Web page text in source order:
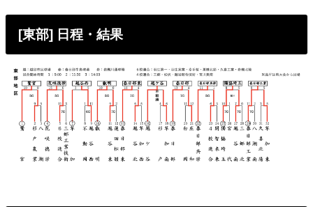
[東部] 日程・結果